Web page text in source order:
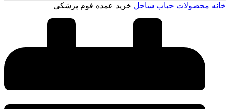
خانه محصولات حباب ساحل خرید عمده فوم پزشکی